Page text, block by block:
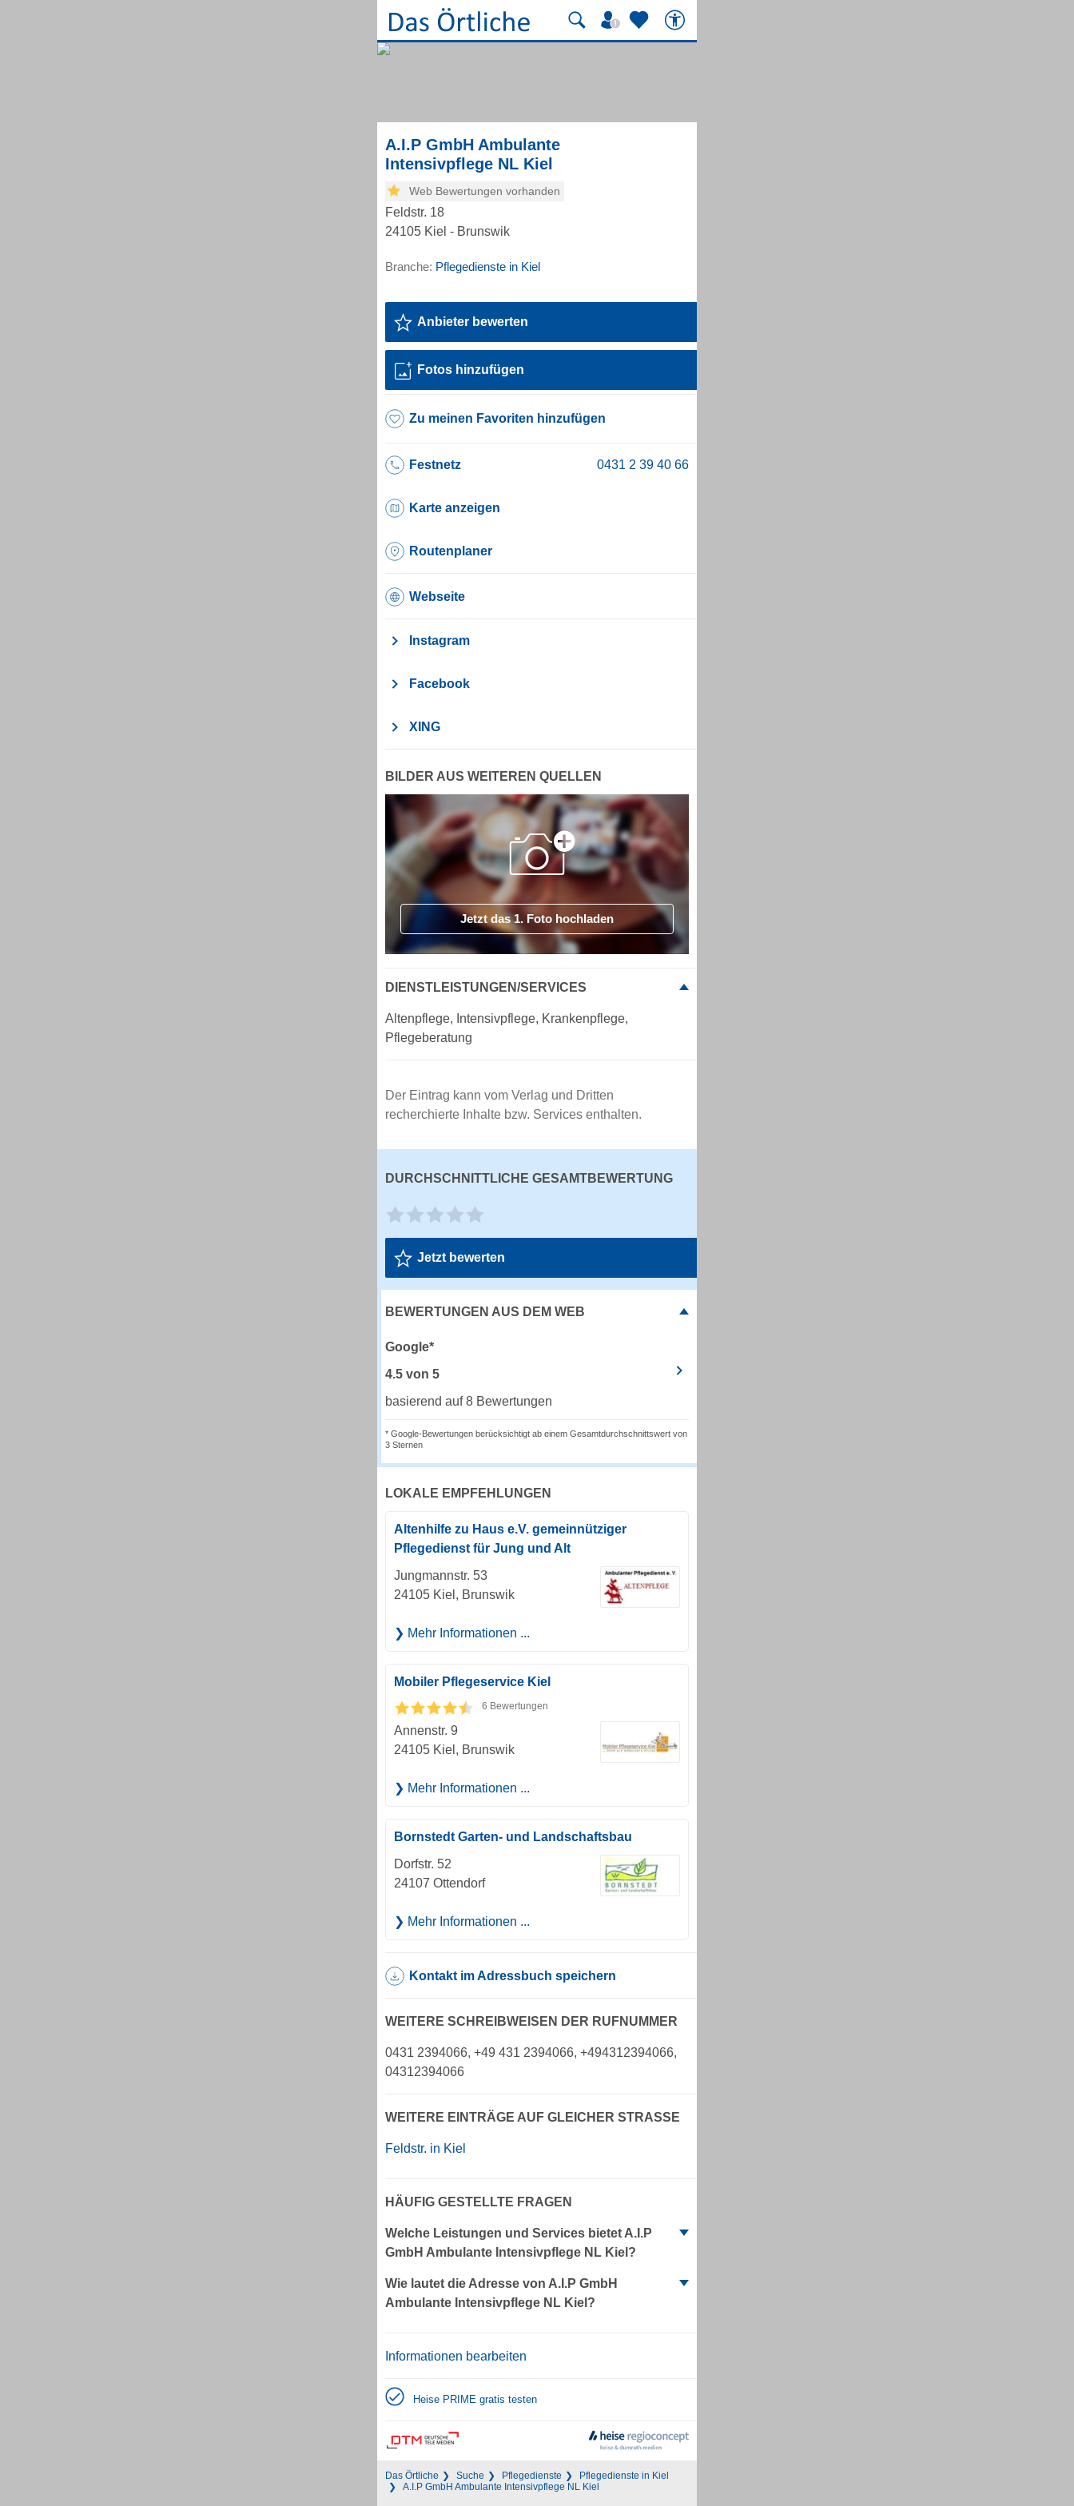
A.I.P GmbH Ambulante
Intensivpflege NL Kiel
Web Bewertungen vorhanden
Feldstr. 18
24105 Kiel - Brunswik
Branche: Pflegedienste in Kiel
Anbieter bewerten
Fotos hinzufügen
Zu meinen Favoriten hinzufügen
Festnetz
Karte anzeigen
Routenplaner
Webseite
Instagram
Facebook
XING
BILDER AUS WEITEREN QUELLEN
Jetzt das 1. Foto hochladen
DIENSTLEISTUNGEN/SERVICES
Altenpflege, Intensivpflege, Krankenpflege,
Pflegeberatung
Der Eintrag kann vom Verlag und Dritten
recherchierte Inhalte bzw. Services enthalten.
DURCHSCHNITTLICHE GESAMTBEWERTUNG
Jetzt bewerten
BEWERTUNGEN AUS DEM WEB
Google*
4.5 von 5
basierend auf 8 Bewertungen
* Google-Bewertungen berücksichtigt ab einem Gesamtdurchschnittswert von
3 Sternen
LOKALE EMPFEHLUNGEN
Altenhilfe zu Haus e.V. gemeinnütziger
Pflegedienst für Jung und Alt
Jungmannstr. 53
24105 Kiel, Brunswik
Mehr Informationen ...
Mobiler Pflegeservice Kiel
6 Bewertungen
Annenstr. 9
24105 Kiel, Brunswik
Mehr Informationen ...
Bornstedt Garten- und Landschaftsbau
Dorfstr. 52
24107 Ottendorf
Mehr Informationen ...
Kontakt im Adressbuch speichern
WEITERE SCHREIBWEISEN DER RUFNUMMER
0431 2394066, +49 431 2394066, +494312394066,
04312394066
WEITERE EINTRÄGE AUF GLEICHER STRASSE
Feldstr. in Kiel
HÄUFIG GESTELLTE FRAGEN
Welche Leistungen und Services bietet A.I.P
GmbH Ambulante Intensivpflege NL Kiel?
Wie lautet die Adresse von A.I.P GmbH
Ambulante Intensivpflege NL Kiel?
Informationen bearbeiten
Heise PRIME gratis testen
Das Örtliche Suche Pflegedienste
Pflegedienste in Kiel
A.I.P GmbH Ambulante Intensivpflege NL Kiel